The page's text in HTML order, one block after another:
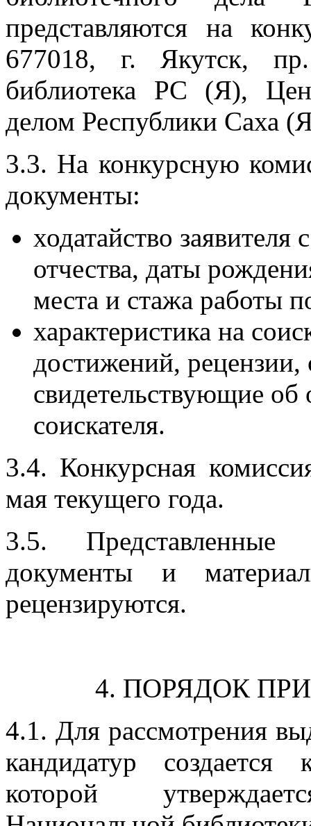
представляются на
677018, г. Якутск,
библиотека РС (Я),
делом Республики Саха
3.3. На конкурсную
документы:
ходатайство
отчества, даты
места и стажа работы
характеристика на
достижений, рецензии,
свидетельствующие
соискателя.
3.4. Конкурсная
мая текущего года.
3.5.
документы и
рецензируются.
4. ПОРЯДОК
4.1. Для рассмотрения
кандидатур создается
которой